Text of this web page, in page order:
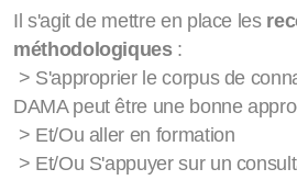
Il s'agit de mettre en place les
méthodologiques:
> S'approprier le corpus de
DAMA peut être une bonne
> Et/Ou aller en formation
> Et/Ou S'appuyer sur un